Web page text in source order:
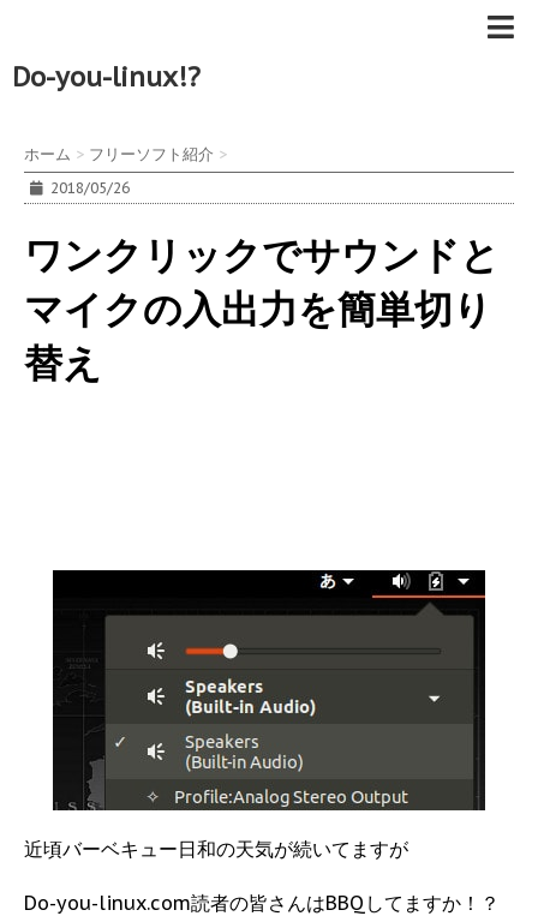
Do-you-linux!?
ホーム > フリーソフト紹介 >
2018/05/26
ワンクリックでサウンドと
マイクの入出力を簡単切り
替え
近頃バーベキュー日和の天気が続いてますが
Do-you-linux.com読者の皆さんはBBQしてますか！？